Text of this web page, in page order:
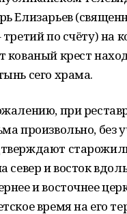
Елизарьев
третий по счёту) на
кованый крест
сего храма.
при
произвольно, без
север и восток
и восточнее
время на его